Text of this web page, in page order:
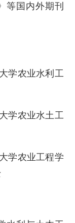
等国内外期刊
学农业水利工
学农业水土工
学农业工程学